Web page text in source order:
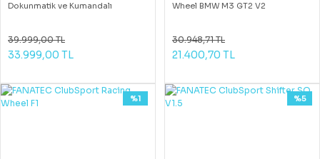
Dokunmatik ve Kumandalı
39.999,00 TL
33.999,00 TL
Wheel BMW M3 GT2 V2
30.948,71 TL
21.400,70 TL
%1 %5